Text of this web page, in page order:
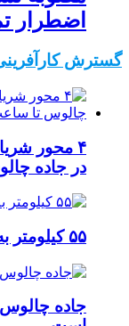
اضطرار
گسترش
۴ محور
در جاده
۵۵ کیلومتر به راه‌های لرستان افزوده می‌شود